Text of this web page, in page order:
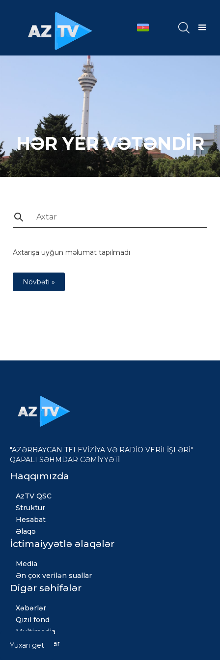
HƏR YER VƏTƏNDİR
Axtarışa uyğun məlumat tapılmadı
Növbəti »
"AZƏRBAYCAN TELEVİZİYA VƏ RADİO VERİLİŞLƏRİ"
QAPALI SƏHMDAR CƏMİYYƏTİ
Haqqımızda
AzTV QSC
Struktur
Hesabat
Əlaqə
İctimaiyyətlə əlaqələr
Media
Ən çox verilən suallar
Digər səhifələr
Xəbərlər
Qızıl fond
Multimedia
Vakansiyalar
Yuxarı get